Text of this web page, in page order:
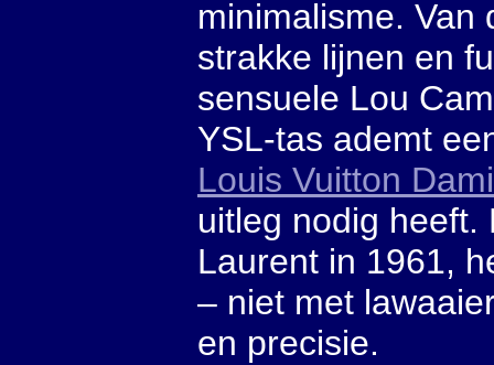
minimalisme. Van
strakke lijnen en
sensuele Lou
YSL-tas ademt
Louis Vuitton
uitleg nodig heeft.
Laurent in 1961,
– niet met
en precisie.